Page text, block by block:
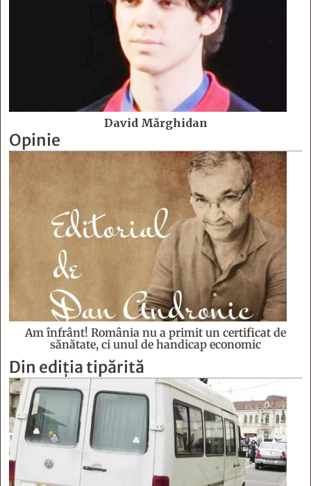
David Mărghidan
Opinie
Am înfrânt! România nu a primit un certificat de
sănătate, ci unul de handicap economic
Din ediția tipărită